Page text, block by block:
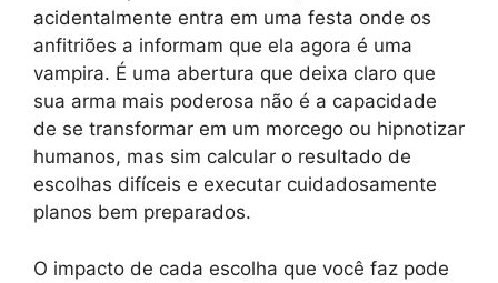
acidentalmente entra em uma festa onde os
anfitriões a informam que ela agora é uma
vampira. É uma abertura que deixa claro que
sua arma mais poderosa não é a capacidade
de se transformar em um morcego ou hipnotizar
humanos, mas sim calcular o resultado de
escolhas difíceis e executar cuidadosamente
planos bem preparados.
O impacto de cada escolha que você faz pode